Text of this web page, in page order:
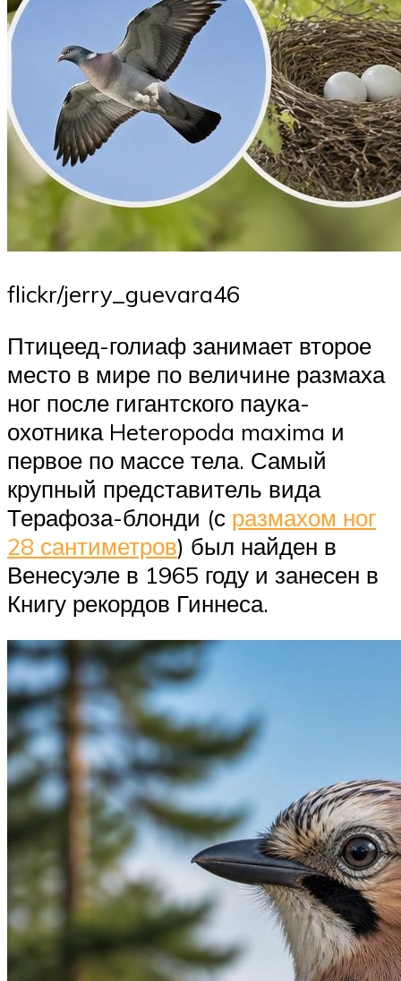
flickr/jerry_guevara46
Птицеед-голиаф занимает второе
место в мире по величине размаха
ног после гигантского паука-
охотника Heteropoda maxima и
первое по массе тела. Самый
крупный представитель вида
Терафоза-блонди (с размахом ног
28 сантиметров) был найден в
Венесуэле в 1965 году и занесен в
Книгу рекордов Гиннеса.